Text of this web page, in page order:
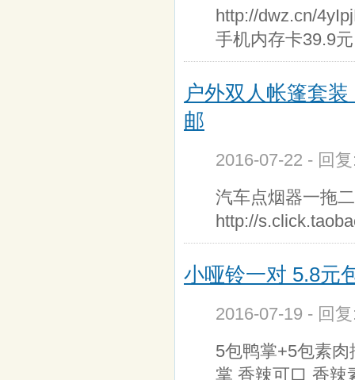
http://dwz.cn/
手机内存卡39.9
户外双人帐篷套
邮
2016-07-22 - 回
汽车点烟器一拖
http://
小哑铃一对 5.8元
2016-07-19 - 回
5包鸭掌+5包素
掌 香辣可口 香辣